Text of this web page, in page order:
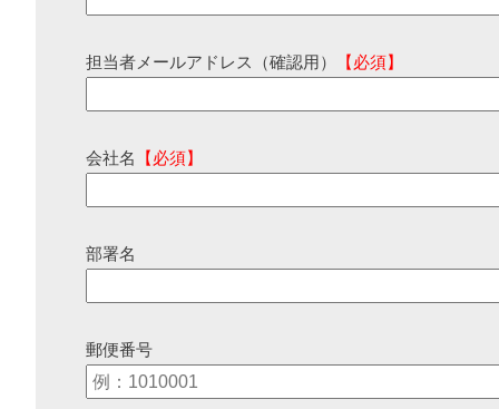
担当者メールアドレス（確認用） 【必須】
会社名 【必須】
部署名
郵便番号